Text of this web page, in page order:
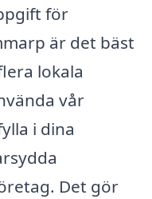
för
är det bäst
lokala
vår
i dina
Det gör